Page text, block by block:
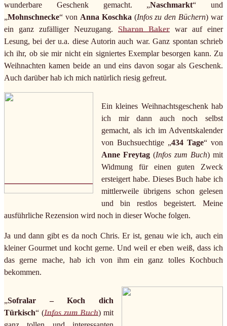
wunderbare Geschenk gemacht. „Naschmarkt“ und
„Mohnschnecke“ von Anna Koschka (Infos zu den Büchern) war
ein ganz zufälliger Neuzugang. Sharon Baker war auf einer
Lesung, bei der u.a. diese Autorin auch war. Ganz spontan schrieb
ich ihr, ob sie mir nicht ein signiertes Exemplar besorgen kann. Zu
Weihnachten kamen beide an und eins davon sogar als Geschenk.
Auch darüber hab ich mich natürlich riesig gefreut.
Ein kleines Weihnachtsgeschenk hab
ich mir dann auch noch selbst
gemacht, als ich im Adventskalender
von Buchsuechtige „434 Tage“ von
Anne Freytag (Infos zum Buch) mit
Widmung für einen guten Zweck
ersteigert habe. Dieses Buch habe ich
mittlerweile übrigens schon gelesen
und bin restlos begeistert. Meine
ausführliche Rezension wird noch in dieser Woche folgen.
Ja und dann gibt es da noch Chris. Er ist, genau wie ich, auch ein
kleiner Gourmet und kocht gerne. Und weil er eben weiß, dass ich
das gerne mache, hab ich von ihm ein ganz tolles Kochbuch
bekommen.
„Sofralar – Koch dich
Türkisch“ (Infos zum Buch) mit